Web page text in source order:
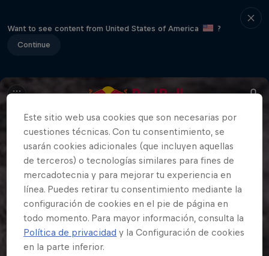
Want to see content from United States of America
?
Continue
Este sitio web usa cookies que son necesarias por
cuestiones técnicas. Con tu consentimiento, se
usarán cookies adicionales (que incluyen aquellas
de terceros) o tecnologías similares para fines de
mercadotecnia y para mejorar tu experiencia en
línea. Puedes retirar tu consentimiento mediante la
configuración de cookies en el pie de página en
todo momento. Para mayor información, consulta la
Política de privacidad y la Configuración de cookies
en la parte inferior.